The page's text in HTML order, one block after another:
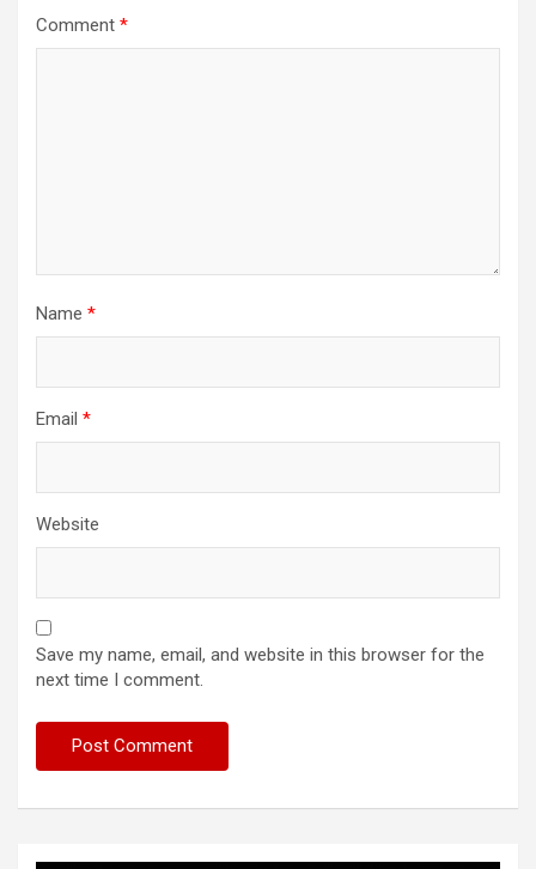
Comment *
Name *
Email *
Website
Save my name, email, and website in this browser for the
next time I comment.